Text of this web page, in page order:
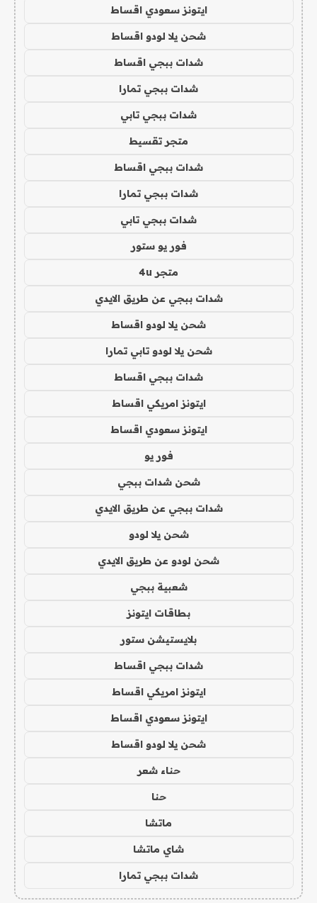
ايتونز سعودي اقساط
شحن يلا لودو اقساط
شدات ببجي اقساط
شدات ببجي تمارا
شدات ببجي تابي
متجر تقسيط
شدات ببجي اقساط
شدات ببجي تمارا
شدات ببجي تابي
فور يو ستور
متجر 4u
شدات ببجي عن طريق الايدي
شحن يلا لودو اقساط
شحن يلا لودو تابي تمارا
شدات ببجي اقساط
ايتونز امريكي اقساط
ايتونز سعودي اقساط
فور يو
شحن شدات ببجي
شدات ببجي عن طريق الايدي
شحن يلا لودو
شحن لودو عن طريق الايدي
شعبية ببجي
بطاقات ايتونز
بلايستيشن ستور
شدات ببجي اقساط
ايتونز امريكي اقساط
ايتونز سعودي اقساط
شحن يلا لودو اقساط
حناء شعر
حنا
ماتشا
شاي ماتشا
شدات ببجي تمارا